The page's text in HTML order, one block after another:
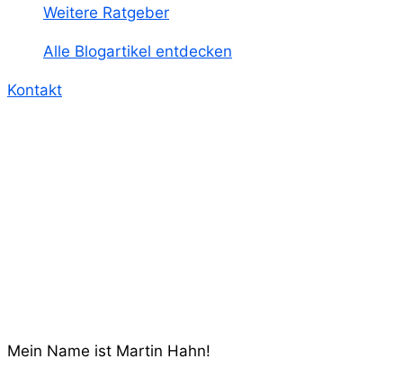
Weitere Ratgeber
Alle Blogartikel entdecken
Kontakt
Mein Name ist Martin Hahn!